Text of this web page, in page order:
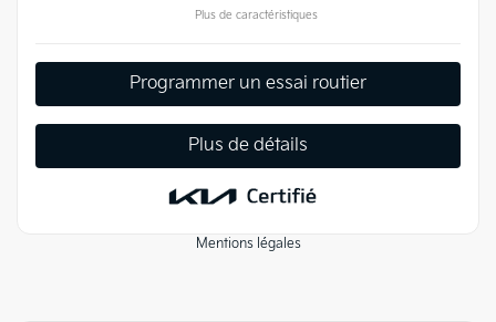
Plus de caractéristiques
Programmer un essai routier
Plus de détails
Mentions légales